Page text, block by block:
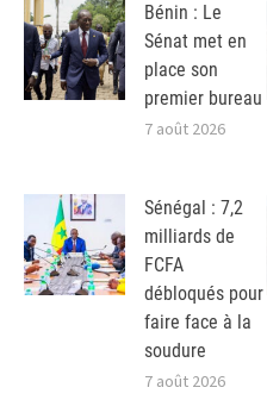
Bénin : Le
Sénat met en
place son
premier bureau
7 août 2026
Sénégal : 7,2
milliards de
FCFA
débloqués pour
faire face à la
soudure
7 août 2026